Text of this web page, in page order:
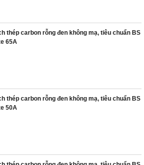
thép carbon rỗng đen không mạ, tiêu chuẩn BS
65A
thép carbon rỗng đen không mạ, tiêu chuẩn BS
50A